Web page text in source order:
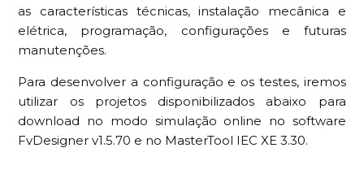
as características técnicas, instalação mecânica e
elétrica, programação, configurações e futuras
manutenções.
Para desenvolver a configuração e os testes, iremos
utilizar os projetos disponibilizados abaixo para
download no modo simulação online no software
FvDesigner v1.5.70 e no MasterTool IEC XE 3.30.